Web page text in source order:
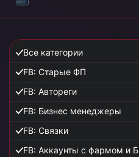
Все категории
FB: Старые ФП
FB: Автореги
FB: Бизнес менеджеры
FB: Связки
FB: Аккаунты с фармом и